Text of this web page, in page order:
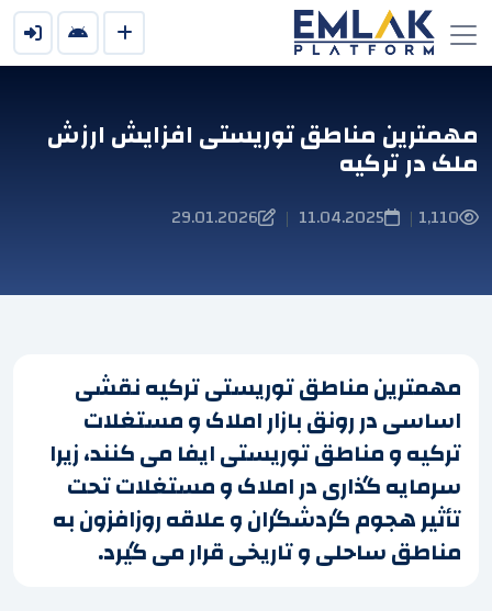
مهمترین مناطق توریستی افزایش ارزش
ملک در ترکیه
1,110
|
11.04.2025
|
29.01.2026
مهمترین مناطق توریستی ترکیه نقشی
اساسی در رونق بازار املاک و مستغلات
ترکیه و مناطق توریستی ایفا می کنند، زیرا
سرمایه گذاری در املاک و مستغلات تحت
تأثیر هجوم گردشگران و علاقه روزافزون به
مناطق ساحلی و تاریخی قرار می گیرد.